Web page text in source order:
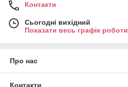
Контакти
Сьогодні вихідний
Показати весь графік роботи
Про нас
Контакти